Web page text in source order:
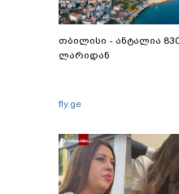
თბილისი - ანტალია
ლარიდან
fly.ge